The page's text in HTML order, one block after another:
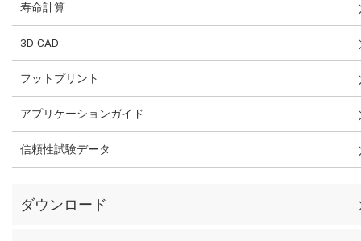
寿命計算
3D-CAD
フットプリント
アプリケーションガイド
信頼性試験データ
ダウンロード